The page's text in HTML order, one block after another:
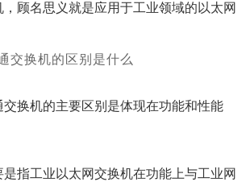
顾名思义就是应用于工业领域的以太网
交换机的区别是什么
交换机的主要区别是体现在功能和性能
指工业以太网交换机在功能上与工业网